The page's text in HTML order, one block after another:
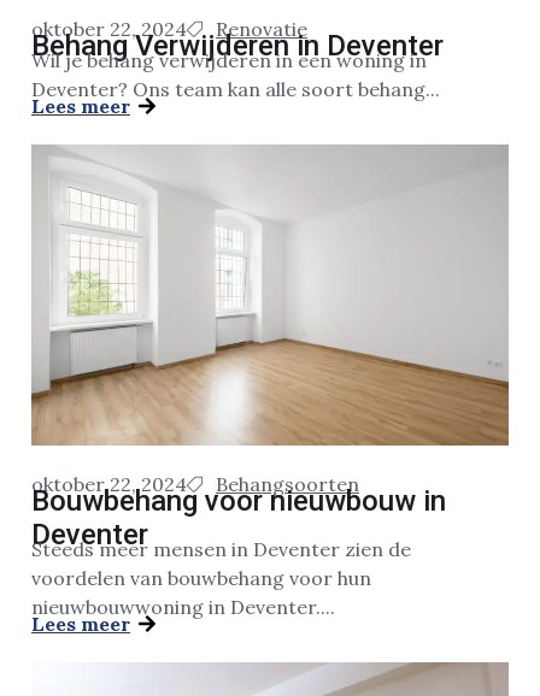
oktober 22, 2024 Renovatie
Behang Verwijderen in Deventer
Wil je behang verwijderen in een woning in
Deventer? Ons team kan alle soort behang...
Lees meer
oktober 22, 2024 Behangsoorten
Bouwbehang voor nieuwbouw in
Deventer
Steeds meer mensen in Deventer zien de
voordelen van bouwbehang voor hun
nieuwbouwwoning in Deventer....
Lees meer